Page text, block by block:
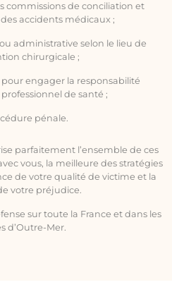
commissions de conciliation et
accidents médicaux ;
administrative selon le lieu de
chirurgicale ;
engager la responsabilité
de santé ;
pénale.
parfaitement l’ensemble de ces
vous, la meilleure des stratégies
de votre qualité de victime et la
votre préjudice.
sur toute la France et dans les
d’Outre-Mer.